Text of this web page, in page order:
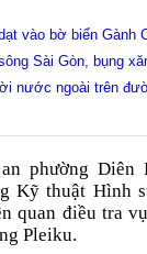
vào bờ biển Gành
Sài Gòn, bụng
nước ngoài trên
phường
Kỹ thuật Hình
quan điều tra
Pleiku.